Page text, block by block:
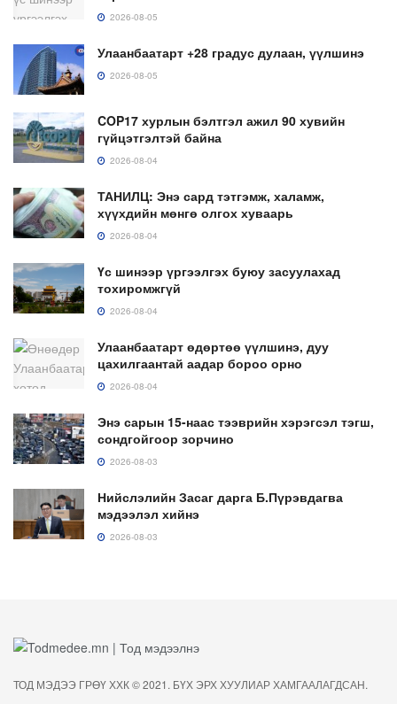
2026-08-05
Улаанбаатарт +28 градус дулаан, үүлшинэ
2026-08-05
COP17 хурлын бэлтгэл ажил 90 хувийн
гүйцэтгэлтэй байна
2026-08-04
ТАНИЛЦ: Энэ сард тэтгэмж, халамж,
хүүхдийн мөнгө олгох хуваарь
2026-08-04
Үс шинээр үргээлгэх буюу засуулахад
тохиромжгүй
2026-08-04
Улаанбаатарт өдөртөө үүлшинэ, дуу
цахилгаантай аадар бороо орно
2026-08-04
Энэ сарын 15-наас тээврийн хэрэгсэл тэгш,
сондгойгоор зорчино
2026-08-03
Нийслэлийн Засаг дарга Б.Пүрэвдагва
мэдээлэл хийнэ
2026-08-03
ТОД МЭДЭЭ ГРӨҮ ХХК © 2021. БҮХ ЭРХ ХУУЛИАР ХАМГААЛАГДСАН.